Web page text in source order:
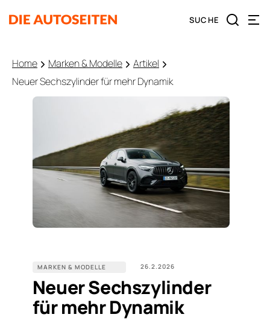
Home Marken & Modelle
Artikel
Neuer Sechszylinder für mehr Dynamik
MARKEN & MODELLE 26.2.2026
Neuer Sechszylinder
für mehr Dynamik